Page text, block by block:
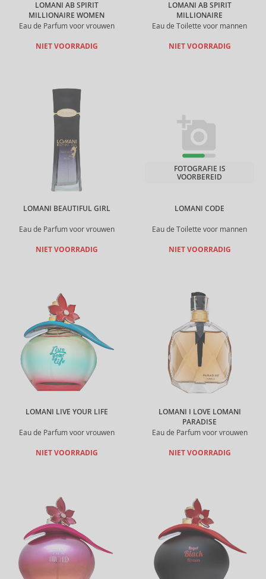
LOMANI AB SPIRIT
MILLIONAIRE WOMEN
Eau de Parfum voor vrouwen
NIET VOORRADIG
LOMANI AB SPIRIT
MILLIONAIRE
Eau de Toilette voor mannen
NIET VOORRADIG
LOMANI BEAUTIFUL GIRL
Eau de Parfum voor vrouwen
NIET VOORRADIG
LOMANI CODE
Eau de Toilette voor mannen
FOTOGRAFIE IS
VOORBEREID
NIET VOORRADIG
LOMANI LIVE YOUR LIFE
Eau de Parfum voor vrouwen
NIET VOORRADIG
LOMANI I LOVE LOMANI
PARADISE
Eau de Parfum voor vrouwen
NIET VOORRADIG